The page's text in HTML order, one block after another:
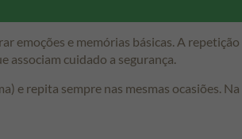
emoções e memórias básicas. A repetição
cuidado a segurança.
e repita sempre nas mesmas ocasiões. Na